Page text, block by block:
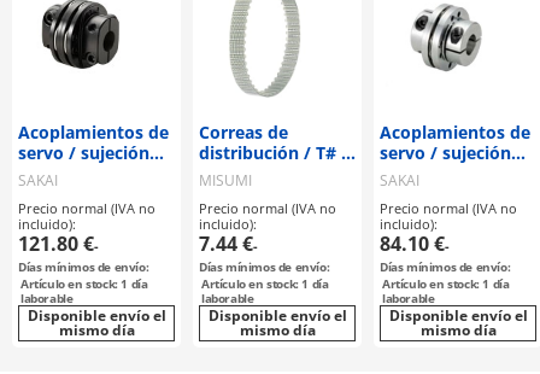
Acoplamientos de
servo / sujeción
por cubo / 2
cuerpo: acero /
TCD-B / SAKAI
MANUFACTURING
SAKAI
MANUFACTURING
Precio normal (IVA no
incluido):
121.80 €-
Días mínimos de envío:
Artículo en stock: 1 día
laborable
Disponible envío el
mismo día
Correas de
distribución / T# /
PUR / acero
MISUMI
Precio normal (IVA no
incluido):
7.44 €-
Días mínimos de envío:
Artículo en stock: 1 día
laborable
Disponible envío el
mismo día
Acoplamientos de
servo / sujeción
por cubo / 1 disco:
aluminio / TAS-C /
SAKAI
MANUFACTURING
SAKAI
MANUFACTURING
Precio normal (IVA no
incluido):
84.10 €-
Días mínimos de envío:
Artículo en stock: 1 día
laborable
Disponible envío el
mismo día